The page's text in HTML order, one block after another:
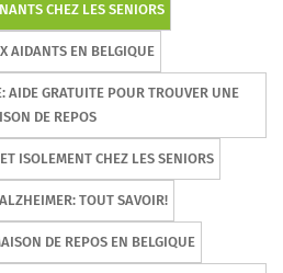
CHEZ LES SENIORS
AIDANTS EN BELGIQUE
AIDE GRATUITE POUR TROUVER UNE
DE REPOS
ISOLEMENT CHEZ LES SENIORS
TOUT SAVOIR!
DE REPOS EN BELGIQUE